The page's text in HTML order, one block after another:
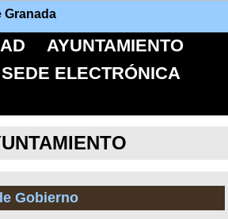
Granada
AYUNTAMIENTO
SEDE ELECTRÓNICA
Gobierno